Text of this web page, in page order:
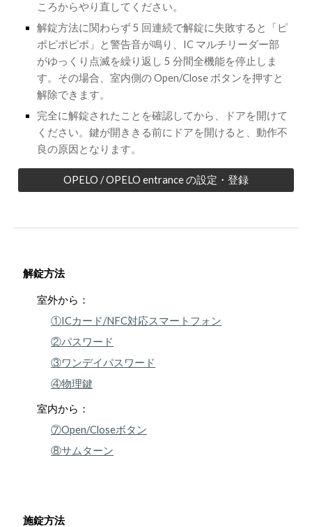
ころからやり直してください。
解錠方法に関わらず 5 回連続で解錠に失敗すると「ピ
ポピポピポ」と警告音が鳴り、IC マルチリーダー部
がゆっくり点滅を繰り返し 5 分間全機能を停止しま
す。その場合、室内側の Open/Close ボタンを押すと
解除できます。
完全に解錠されたことを確認してから、ドアを開けて
ください。鍵が開ききる前にドアを開けると、動作不
良の原因となります。
OPELO / OPELO entrance の設定・登録
解錠方法
室外から：
①ICカード/NFC対応スマートフォン
②パスワード
③ワンデイパスワード
④物理鍵
室内から：
⑦Open/Closeボタン
⑧サムターン
施錠方法